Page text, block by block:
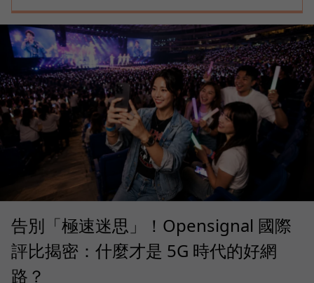
告別「極速迷思」！Opensignal 國際
評比揭密：什麼才是 5G 時代的好網
路？